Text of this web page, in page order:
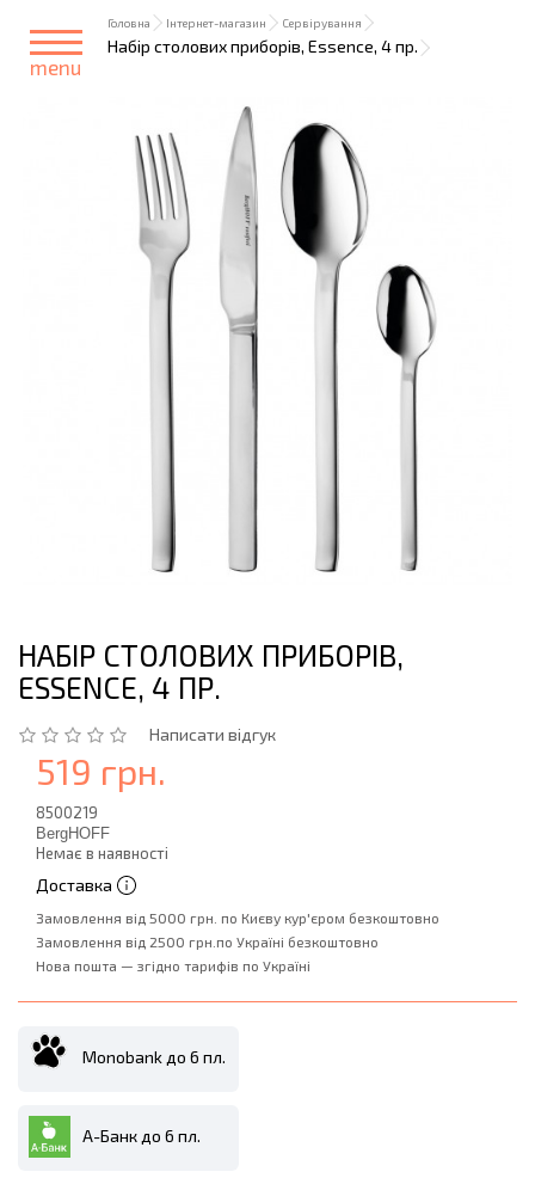
menu
Головна Інтернет-магазин Сервірування
Набір столових приборів, Essence, 4 пр.
НАБІР СТОЛОВИХ ПРИБОРІВ,
ESSENCE, 4 ПР.
Написати відгук
519 грн.
8500219
BergHOFF
Немає в наявності
Доставка
Замовлення від 5000 грн. по Києву кур'єром безкоштовно
Замовлення від 2500 грн.по Україні безкоштовно
Нова пошта — згідно тарифів по Україні
Monobank до 6 пл.
А-Банк до 6 пл.